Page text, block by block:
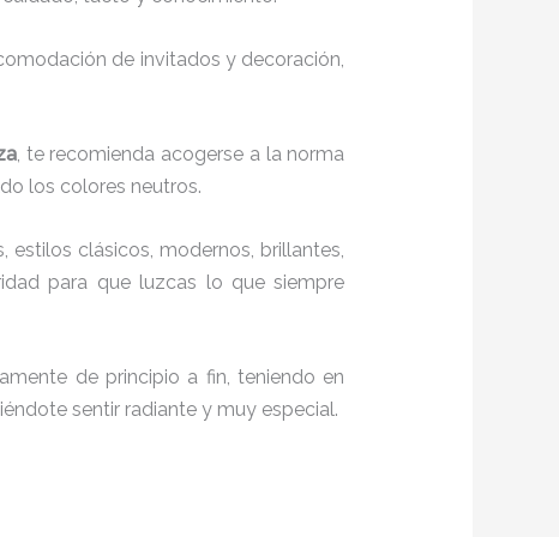
de invitados y decoración,
, te recomienda acogerse a la norma
los colores neutros.
estilos clásicos, modernos, brillantes,
para que luzcas lo que siempre
de principio a fin, teniendo en
sentir radiante y muy especial.